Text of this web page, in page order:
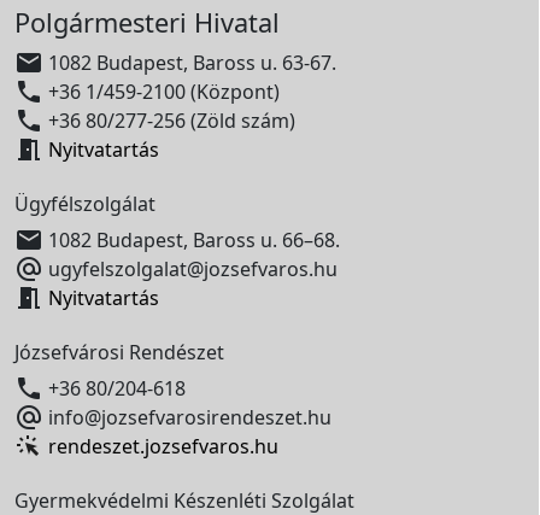
Polgármesteri Hivatal
 1082 Budapest, Baross u. 63-67.
 +36 1/459-2100 (Központ)
 +36 80/277-256 (Zöld szám)
 Nyitvatartás
Ügyfélszolgálat
 1082 Budapest, Baross u. 66–68.
 ugyfelszolgalat@jozsefvaros.hu
 Nyitvatartás
Józsefvárosi Rendészet
 +36 80/204-618
 info@jozsefvarosirendeszet.hu
rendeszet.jozsefvaros.hu
Gyermekvédelmi Készenléti Szolgálat